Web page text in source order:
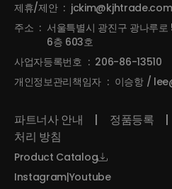
제휴/제안 : jckim@kjhtrade.com
주소 : 서울특별시 광진구 광나루
6층 603호
사업자등록번호 : 206-86-13510
개인정보관리책임자 : 이승항 /
파트너사 안내 | 정품등록 |
처리 방침
Product Catalog
Instagram|Youtube